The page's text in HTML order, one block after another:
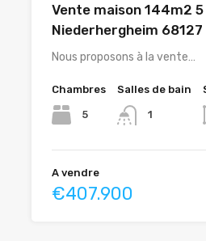
Vente maison 144m2
Niederhergheim 68127
Nous proposons à la vente…
Chambres
5
Salles de bain
1
A vendre
€407.900